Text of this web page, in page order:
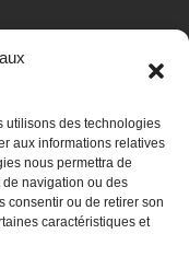
utilisons des technologies
aux informations relatives
nous permettra de
navigation ou des
consentir ou de retirer son
caractéristiques et